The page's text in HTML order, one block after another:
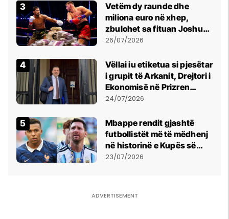
Vetëm dy raunde dhe
miliona euro në xhep,
zbulohet sa fituan Joshua
e Prenga
26/07/2026
Vëllai iu etiketua si pjesëtar
i grupit të Arkanit, Drejtori i
Ekonomisë në Prizren
mohon pretendimet
24/07/2026
Mbappe rendit gjashtë
futbollistët më të mëdhenj
në historinë e Kupës së
Botës, Messi mbetet i dyti
23/07/2026